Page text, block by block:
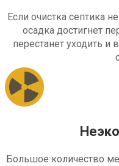
Если очистка септика
осадка достигнет
перестанет уходить и
Большое количество